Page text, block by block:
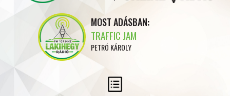
MOST ADÁSBAN:
TRAFFIC JAM
PETRÓ KÁROLY